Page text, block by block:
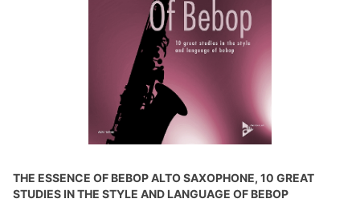
THE ESSENCE OF BEBOP ALTO SAXOPHONE, 10 GREAT
STUDIES IN THE STYLE AND LANGUAGE OF BEBOP